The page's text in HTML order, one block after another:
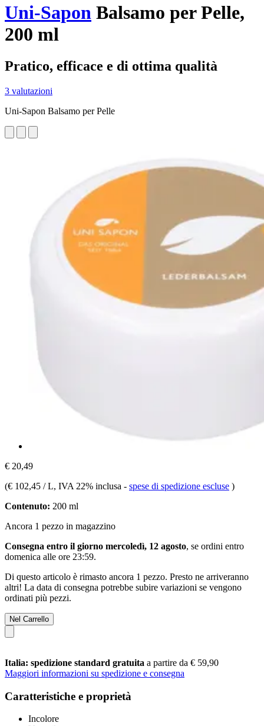
Uni-Sapon Balsamo per Pelle,
200 ml
Pratico, efficace e di ottima qualità
3 valutazioni
Uni-Sapon Balsamo per Pelle
€ 20,49
(€ 102,45 / L, IVA 22% inclusa - spese di spedizione escluse )
Contenuto: 200 ml
Ancora 1 pezzo in magazzino
Consegna entro il giorno mercoledì, 12 agosto, se ordini entro
domenica alle ore 23:59.
Di questo articolo è rimasto ancora 1 pezzo. Presto ne arriveranno
altri! La data di consegna potrebbe subire variazioni se vengono
ordinati più pezzi.
Nel Carrello
Italia: spedizione standard gratuita a partire da € 59,90
Maggiori informazioni su spedizione e consegna
Caratteristiche e proprietà
Incolore